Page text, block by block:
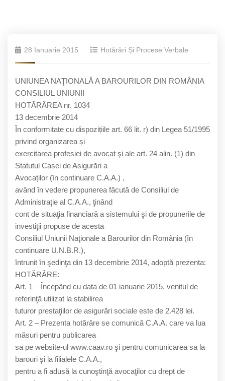
28 Ianuarie 2015 Hotărâri Și Procese Verbale
UNIUNEA NAŢIONALĂ A BAROURILOR DIN ROMÂNIA
CONSILIUL UNIUNII
HOTĂRÂREA nr. 1034
13 decembrie 2014
În conformitate cu dispozițiile art. 66 lit. r) din Legea 51/1995
privind organizarea și
exercitarea profesiei de avocat şi ale art. 24 alin. (1) din
Statutul Casei de Asigurări a
Avocaților (în continuare C.A.A.) ,
având în vedere propunerea făcută de Consiliul de
Administraţie al C.A.A., ţinând
cont de situaţia financiară a sistemului şi de propunerile de
investiţii propuse de acesta
Consiliul Uniunii Naţionale a Barourilor din România (în
continuare U.N.B.R.),
întrunit în şedinţa din 13 decembrie 2014, adoptă prezenta:
HOTĂRÂRE:
Art. 1 – Începând cu data de 01 ianuarie 2015, venitul de
referinţă utilizat la stabilirea
tuturor prestaţiilor de asigurări sociale este de 2.428 lei.
Art. 2 – Prezenta hotărâre se comunică C.A.A. care va lua
măsuri pentru publicarea
sa pe website-ul www.caav.ro şi pentru comunicarea sa la
barouri şi la filialele C.A.A.,
pentru a fi adusă la cunoştinţă avocaţilor cu drept de